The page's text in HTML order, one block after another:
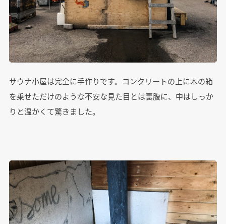
サウナ小屋は完全に手作りです。コンクリートの上に木の箱
を乗せただけのような不安な見た目とは裏腹に、中はしっか
りと温かくて驚きました。